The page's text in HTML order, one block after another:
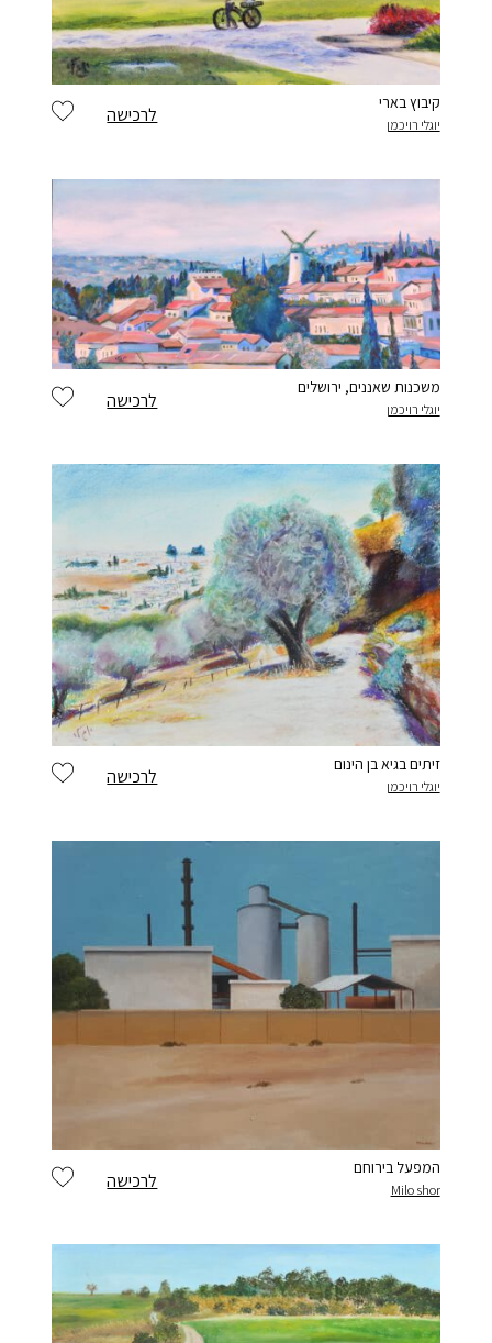
לרכישה
קיבוץ בארי
יוגלי רויכמן
לרכישה
משכנות שאננים, ירושלים
יוגלי רויכמן
לרכישה
זיתים בגיא בן הינום
יוגלי רויכמן
לרכישה
המפעל בירוחם
Milo shor